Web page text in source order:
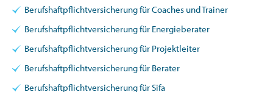
Berufshaftpflichtversicherung für Coaches und Trainer
Berufshaftpflichtversicherung für Energieberater
Berufshaftpflichtversicherung für Projektleiter
Berufshaftpflichtversicherung für Berater
Berufshaftpflichtversicherung für Sifa